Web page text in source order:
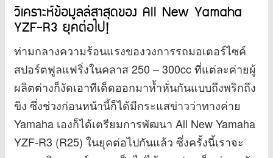
วิเคราะห์ข้อมูลล่สาสุดของ All New Yamaha
YZF-R3 ยุคต่อไป!
ท่ามกลางความร้อนแรงของวงการรถมอเตอร์ไซค์
สปอร์ตฟูลแฟริ่งในคลาส 250 – 300cc ที่แต่ละค่ายผู้
ผลิตต่างก็งัดเอาทีเด็ดออกมาห้ำหั่นกันแบบถึงพริกถึง
ขิง ซึ่งช่วงก่อนหน้านี้ก็ได้มีกระแสข่าวว่าทางค่าย
Yamaha เองก็ได้เตรียมการพัฒนา All New Yamaha
YZF-R3 (R25) ในยุคต่อไปกันแล้ว ซึ่งครั้งนี้เราจะ